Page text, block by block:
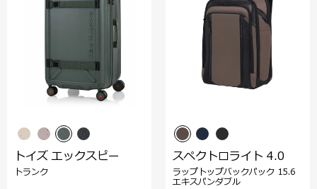
トイズ エックスピー
トランク
スペクトロライト 4.0
ラップトップバックパック 15.6
エキスパンダブル